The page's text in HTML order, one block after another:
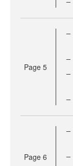
Page 5
Page 6